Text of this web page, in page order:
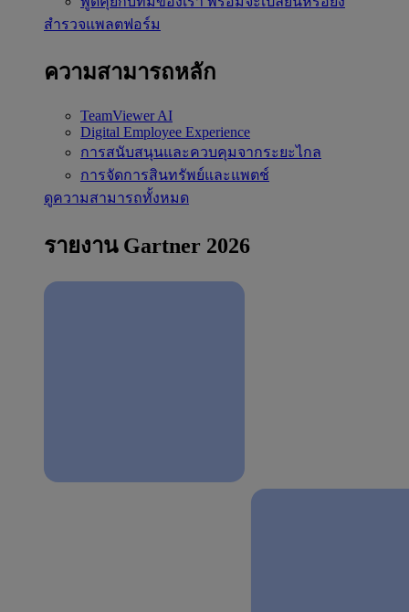
สำรวจแพลตฟอร์ม
ความสามารถหลัก
TeamViewer AI
Digital Employee Experience
การสนับสนุนและควบคุมจากระยะไกล
การจัดการสินทรัพย์และแพตช์
ดูความสามารถทั้งหมด
รายงาน Gartner 2026